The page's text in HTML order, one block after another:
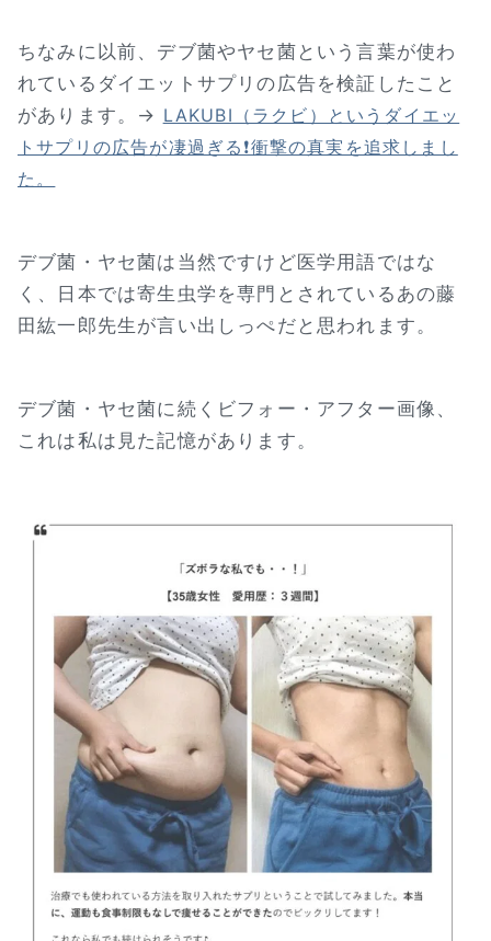
ちなみに以前、デブ菌やヤセ菌という言葉が使わ
れているダイエットサプリの広告を検証したこと
があります。→ LAKUBI（ラクビ）というダイエッ
トサプリの広告が凄過ぎる❗衝撃の真実を追求しまし
た。
デブ菌・ヤセ菌は当然ですけど医学用語ではな
く、日本では寄生虫学を専門とされているあの藤
田紘一郎先生が言い出しっぺだと思われます。
デブ菌・ヤセ菌に続くビフォー・アフター画像、
これは私は見た記憶があります。